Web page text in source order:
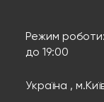
Режим
до 19:00
Україна ,